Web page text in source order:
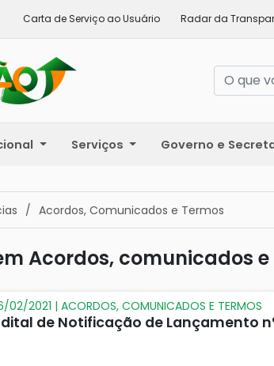
Carta de Serviço ao Usuário Radar da
Serviços Governo e
/ Acordos, Comunicados e Termos
Acordos, comunicados
02/2021 | ACORDOS, COMUNICADOS E TERMOS
de Notificação de Lançamento